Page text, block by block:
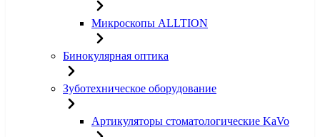
Микроскопы ALLTION
Бинокулярная оптика
Зуботехническое оборудование
Артикуляторы стоматологические KaVo